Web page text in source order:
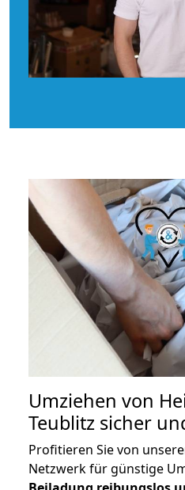
Umziehen von
Teublitz sicher
Profitieren Sie von
Netzwerk für günstige